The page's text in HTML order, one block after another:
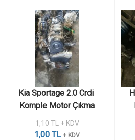
Kia Sportage 2.0 Crdi
Komple Motor Çıkma
1,10 TL + KDV
1,00 TL + KDV